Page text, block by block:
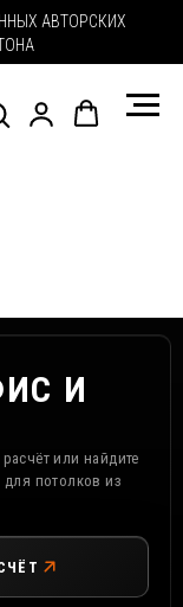
АВТОРСКИХ
И
или найдите
потолков из